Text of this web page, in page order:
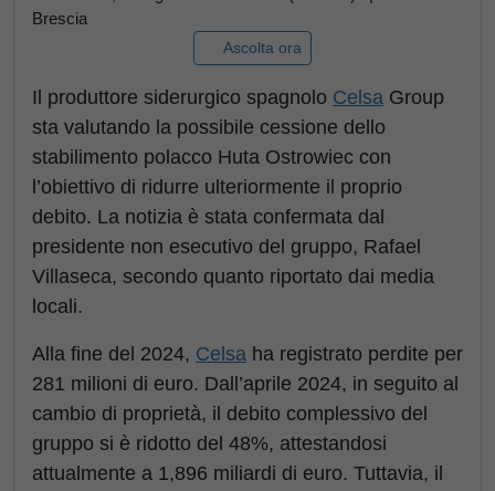
Brescia
Ascolta ora
Il produttore siderurgico spagnolo Celsa Group
sta valutando la possibile cessione dello
stabilimento polacco Huta Ostrowiec con
l’obiettivo di ridurre ulteriormente il proprio
debito. La notizia è stata confermata dal
presidente non esecutivo del gruppo, Rafael
Villaseca, secondo quanto riportato dai media
locali.
Alla fine del 2024, Celsa ha registrato perdite per
281 milioni di euro. Dall’aprile 2024, in seguito al
cambio di proprietà, il debito complessivo del
gruppo si è ridotto del 48%, attestandosi
attualmente a 1,896 miliardi di euro. Tuttavia, il